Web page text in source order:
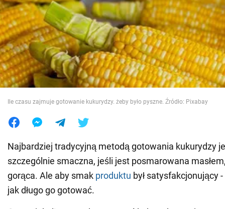
Społeczeństwo
Wojna na Ukrainie
Świat
Jedzenie
Ile czasu zajmuje gotowanie kukurydzy. żeby było pyszne. Źródło: Pixabay
Najbardziej tradycyjną metodą gotowania kukurydzy
szczególnie smaczna, jeśli jest posmarowana
gorąca. Ale aby smak produktu był satysfakcjonujący
jak długo go gotować.